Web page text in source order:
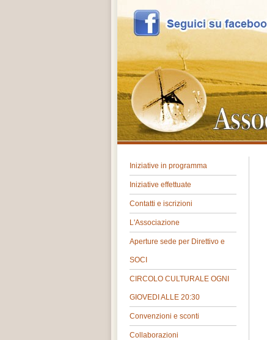
Iniziative in programma
Iniziative effettuate
Contatti e iscrizioni
L'Associazione
Aperture sede per Direttivo e
SOCI
CIRCOLO CULTURALE OGNI
GIOVEDI ALLE 20:30
Convenzioni e sconti
Collaborazioni